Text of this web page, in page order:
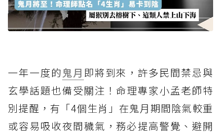
一年一度的鬼月 即將到來，許多民間禁忌與
玄學話題也備受關注！命理專家小孟老師特
別提醒，有「4個生肖」在鬼月期間陰氣較重
或容易吸收夜間穢氣，務必提高警覺、避開